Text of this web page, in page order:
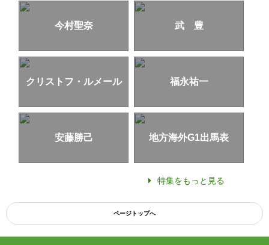
今村聖奈 武 豊
クリストフ・ルメール 福永祐一
安藤勝己 地方海外G1出馬表
特集をもっと見る
ページトップへ